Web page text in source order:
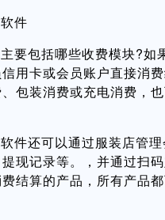
件
包括哪些收费模块?如
用卡或会员账户直接消
包装消费或充电消费，
还可以通过服装店管理
现记录等。，并通过扫
结算的产品，所有产品